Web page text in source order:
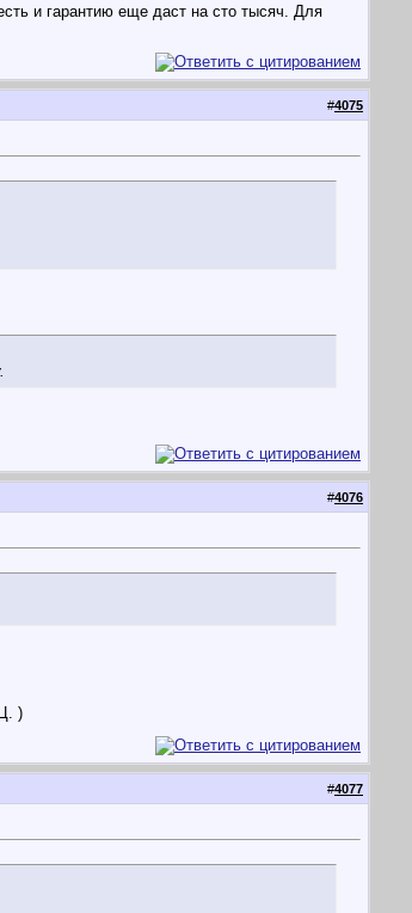
и гарантию еще даст на сто тысяч. Для
#4075
#4076
)
#4077